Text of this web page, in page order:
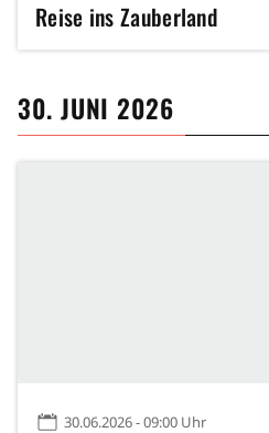
Reise ins Zauberland
30. JUNI 2026
30.06.2026 - 09:00 Uhr